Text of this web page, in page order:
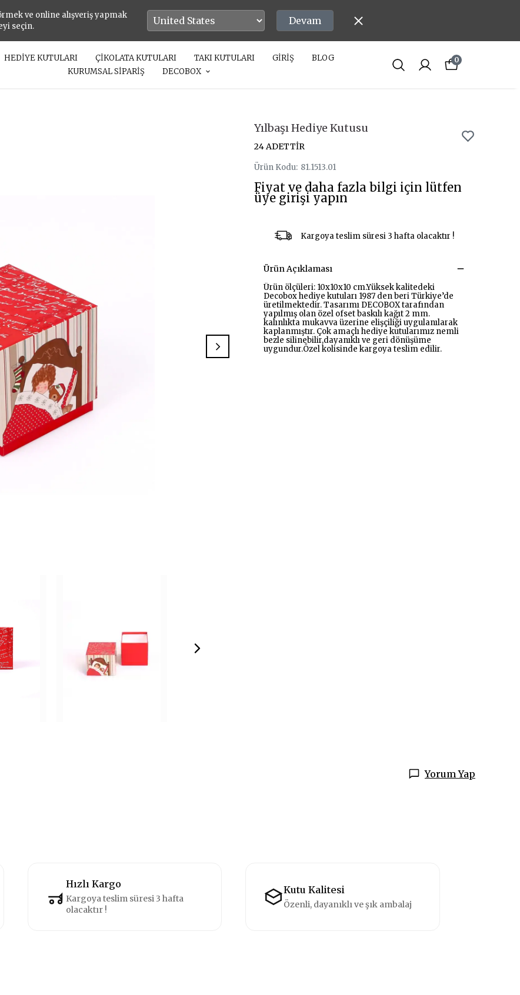
ve online alışveriş yapmak
seçin.
Devam
HEDİYE KUTULARI ÇİKOLATA KUTULARI TAKI KUTULARI GİRİŞ
BLOG
KURUMSAL SİPARİŞ
DECOBOX
0
Yılbaşı Hediye Kutusu
24 ADETTİR
Ürün Kodu: 81.1513.01
Fiyat ve daha fazla bilgi için lütfen
üye girişi yapın
Kargoya teslim süresi 3 hafta olacaktır !
Ürün Açıklaması
Ürün ölçüleri: 10x10x10 cm.Yüksek kalitedeki
Decobox hediye kutuları 1987 den beri Türkiye’de
üretilmektedir. Tasarımı DECOBOX tarafından
yapılmış olan özel ofset baskılı kağıt 2 mm.
kalınlıkta mukavva üzerine elişçiliği uygulanılarak
kaplanmıştır. Çok amaçlı hediye kutularımız nemli
bezle silinebilir,dayanıklı ve geri dönüşüme
uygundur.Özel kolisinde kargoya teslim edilir.
Yorum Yap
Hızlı Kargo
Kargoya teslim süresi 3 hafta
olacaktır !
Kutu Kalitesi
Özenli, dayanıklı ve şık ambalaj